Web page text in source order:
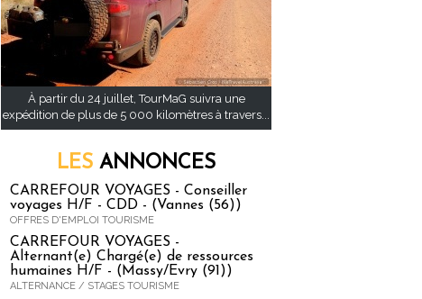
À partir du 24 juillet, TourMaG suivra une
expédition de plus de 5 000 kilomètres à travers...
LES ANNONCES
CARREFOUR VOYAGES - Conseiller
voyages H/F - CDD - (Vannes (56))
OFFRES D'EMPLOI TOURISME
CARREFOUR VOYAGES -
Alternant(e) Chargé(e) de ressources
humaines H/F - (Massy/Evry (91))
ALTERNANCE / STAGES TOURISME